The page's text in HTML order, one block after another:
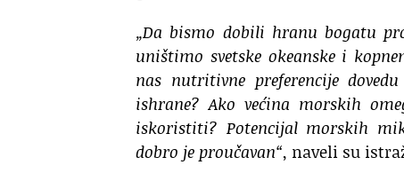
„Da bismo dobili hranu bogatu
uništimo svetske okeanske i
nas nutritivne preferencije
ishrane? Ako većina morskih
iskoristiti? Potencijal morskih
dobro je proučavan“, naveli su